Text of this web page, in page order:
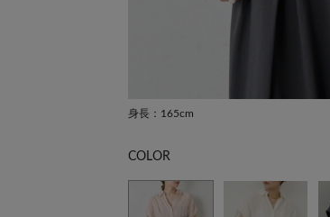
身長：165cm
COLOR